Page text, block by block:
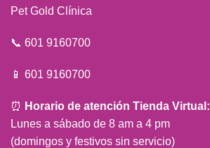
Pet Gold Clínica
📞 601 9160700
📱 601 9160700
⏰ Horario de atención Tienda Virtual:
Lunes a sábado de 8 am a 4 pm
(domingos y festivos sin servicio)